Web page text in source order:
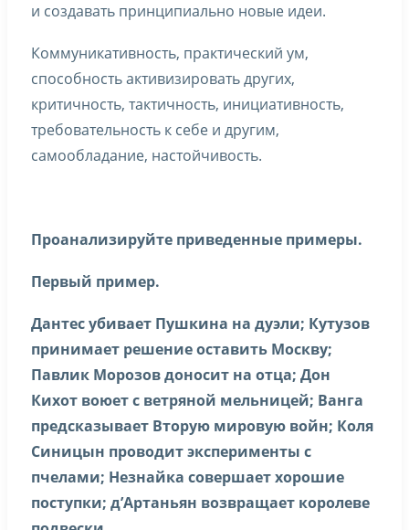
и создавать принципиально новые идеи.
Коммуникативность, практический ум,
способность активизировать других,
критичность, тактичность, инициативность,
требовательность к себе и другим,
самообладание, настойчивость.
Проанализируйте приведенные примеры.
Первый пример.
Дантес убивает Пушкина на дуэли; Кутузов
принимает решение оставить Москву;
Павлик Морозов доносит на отца; Дон
Кихот воюет с ветряной мельницей; Ванга
предсказывает Вторую мировую войн; Коля
Синицын проводит эксперименты с
пчелами; Незнайка совершает хорошие
поступки; д’Артаньян возвращает королеве